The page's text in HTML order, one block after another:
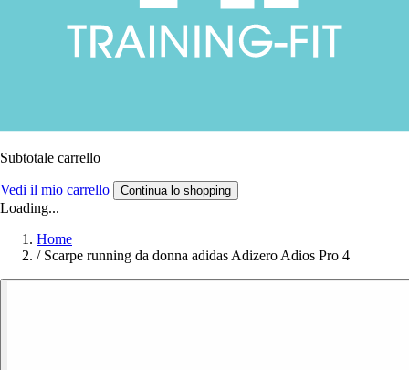
Subtotale carrello
Vedi il mio carrello Continua lo shopping
Loading...
Home
/ Scarpe running da donna adidas Adizero Adios Pro 4